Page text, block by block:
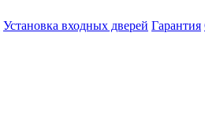
Установка входных дверей Гарантия